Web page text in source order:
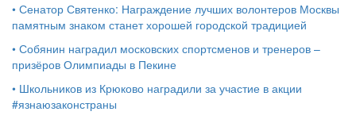
• Сенатор Святенко: Награждение лучших волонтеров Москвы
памятным знаком станет хорошей городской традицией
• Собянин наградил московских спортсменов и тренеров –
призёров Олимпиады в Пекине
• Школьников из Крюково наградили за участие в акции
#язнаюзаконстраны